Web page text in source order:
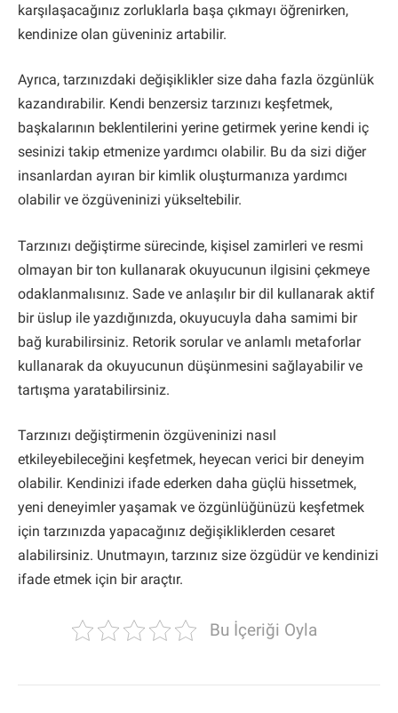
karşılaşacağınız zorluklarla başa çıkmayı öğrenirken,
kendinize olan güveniniz artabilir.
Ayrıca, tarzınızdaki değişiklikler size daha fazla özgünlük
kazandırabilir. Kendi benzersiz tarzınızı keşfetmek,
başkalarının beklentilerini yerine getirmek yerine kendi iç
sesinizi takip etmenize yardımcı olabilir. Bu da sizi diğer
insanlardan ayıran bir kimlik oluşturmanıza yardımcı
olabilir ve özgüveninizi yükseltebilir.
Tarzınızı değiştirme sürecinde, kişisel zamirleri ve resmi
olmayan bir ton kullanarak okuyucunun ilgisini çekmeye
odaklanmalısınız. Sade ve anlaşılır bir dil kullanarak aktif
bir üslup ile yazdığınızda, okuyucuyla daha samimi bir
bağ kurabilirsiniz. Retorik sorular ve anlamlı metaforlar
kullanarak da okuyucunun düşünmesini sağlayabilir ve
tartışma yaratabilirsiniz.
Tarzınızı değiştirmenin özgüveninizi nasıl
etkileyebileceğini keşfetmek, heyecan verici bir deneyim
olabilir. Kendinizi ifade ederken daha güçlü hissetmek,
yeni deneyimler yaşamak ve özgünlüğünüzü keşfetmek
için tarzınızda yapacağınız değişikliklerden cesaret
alabilirsiniz. Unutmayın, tarzınız size özgüdür ve kendinizi
ifade etmek için bir araçtır.
Bu İçeriği Oyla